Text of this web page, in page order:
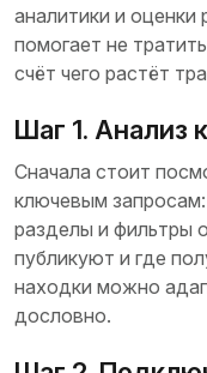
аналитики и оценки
помогает не
счёт чего растёт
Шаг 1. Анализ
Сначала стоит
ключевым
разделы и фильтры
публикуют и где
находки можно
дословно.